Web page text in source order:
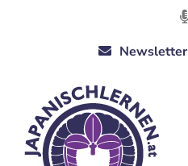
Newsletter